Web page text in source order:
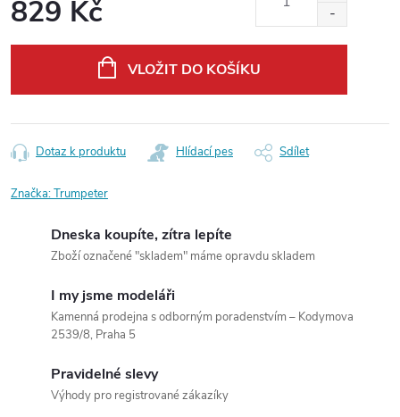
829 Kč
VLOŽIT DO KOŠÍKU
Dotaz k produktu Hlídací pes Sdílet
Značka:Trumpeter
Dneska koupíte, zítra lepíte
Zboží označené "skladem" máme opravdu skladem
I my jsme modeláři
Kamenná prodejna s odborným poradenstvím – Kodymova
2539/8, Praha 5
Pravidelné slevy
Výhody pro registrované zákazíky